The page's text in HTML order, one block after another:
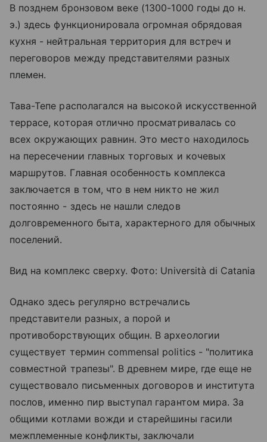
В позднем бронзовом веке (1300-1000 годы до н.
э.) здесь функционировала огромная обрядовая
кухня - нейтральная территория для встреч и
переговоров между представителями разных
племен.
Тава-Тепе располагался на высокой искусственной
террасе, которая отлично просматривалась со
всех окружающих равнин. Это место находилось
на пересечении главных торговых и кочевых
маршрутов. Главная особенность комплекса
заключается в том, что в нем никто не жил
постоянно - здесь не нашли следов
долговременного быта, характерного для обычных
поселений.
Вид на комплекс сверху. Фото: Università di Catania
Однако здесь регулярно встречались
представители разных, а порой и
противоборствующих общин. В археологии
существует термин commensal politics - "политика
совместной трапезы". В древнем мире, где еще не
существовало письменных договоров и института
послов, именно пир выступал гарантом мира. За
общими котлами вожди и старейшины гасили
межплеменные конфликты, заключали